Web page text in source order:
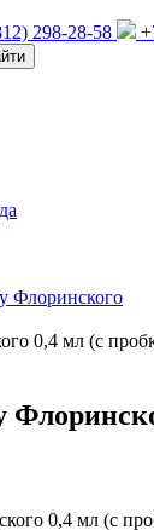
298-28-58
Флоринского
0,4 мл (с